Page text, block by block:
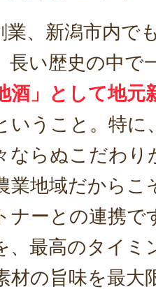
業、新潟市内で
長い歴史の中で
酒」として地
いうこと。特に
ならぬこだわり
業地域だからこ
ナーとの連携で
、最高のタイミ
材の旨味を最大